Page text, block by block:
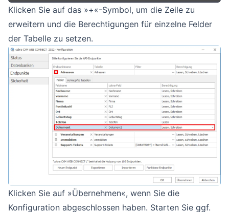
Klicken Sie auf das »+«-Symbol, um die Zeile zu
erweitern und die Berechtigungen für einzelne Felder
der Tabelle zu setzen.
Klicken Sie auf »Übernehmen«, wenn Sie die
Konfiguration abgeschlossen haben. Starten Sie ggf.